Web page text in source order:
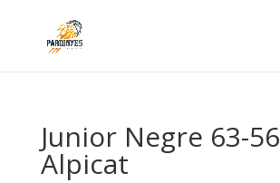
Junior Negre 63-56
Alpicat